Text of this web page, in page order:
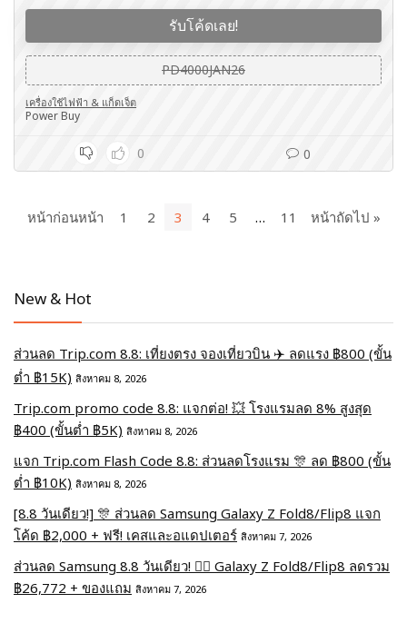
รับโค้ดเลย!
PD4000JAN26
เครื่องใช้ไฟฟ้า & แก็ดเจ็ต
Power Buy
0 0
หน้าก่อนหน้า 1 2 3 4 5 … 11 หน้าถัดไป »
New & Hot
ส่วนลด Trip.com 8.8: เที่ยงตรง จองเที่ยวบิน ✈️ ลดแรง ฿800 (ขั้น
ต่ำ ฿15K) สิงหาคม 8, 2026
Trip.com promo code 8.8: แจกต่อ! 💥 โรงแรมลด 8% สูงสุด
฿400 (ขั้นต่ำ ฿5K) สิงหาคม 8, 2026
แจก Trip.com Flash Code 8.8: ส่วนลดโรงแรม 🎊 ลด ฿800 (ขั้น
ต่ำ ฿10K) สิงหาคม 8, 2026
[8.8 วันเดียว!] 🎊 ส่วนลด Samsung Galaxy Z Fold8/Flip8 แจก
โค้ด ฿2,000 + ฟรี! เคสและอแดปเตอร์ สิงหาคม 7, 2026
ส่วนลด Samsung 8.8 วันเดียว! ❤️‍🔥 Galaxy Z Fold8/Flip8 ลดรวม
฿26,772 + ของแถม สิงหาคม 7, 2026